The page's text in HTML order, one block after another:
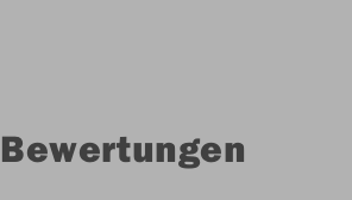
Bewertungen